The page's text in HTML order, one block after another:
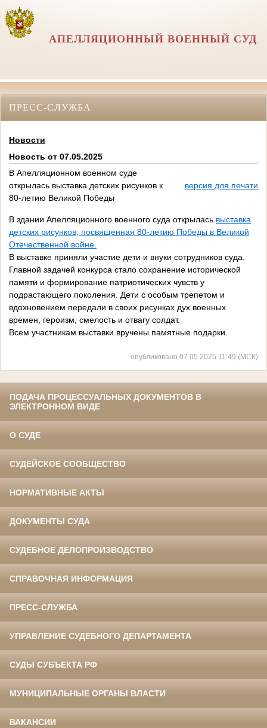
АПЕЛЛЯЦИОННЫЙ ВОЕННЫЙ СУД
ПРЕСС-СЛУЖБА
Новости
Новость от 07.05.2025
В Апелляционном военном суде
открылась выставка детских рисунков к
80-летию Великой Победы
версия для печати
В здании Апелляционного военного суда открылась выставка
детских рисунков, посвященная 80-летию Победы в Великой
Отечественной войне.
В выставке приняли участие дети и внуки сотрудников суда.
Главной задачей конкурса стало сохранение исторической
памяти и формирование патриотических чувств у
подрастающего поколения. Дети с особым трепетом и
вдохновением передали в своих рисунках дух военных
времен, героизм, смелость и отвагу солдат.
Всем участникам выставки вручены памятные подарки.
опубликовано 07.05.2025 11:49 (МСК)
ПОДАЧА ПРОЦЕССУАЛЬНЫХ ДОКУМЕНТОВ В
ЭЛЕКТРОННОМ ВИДЕ
О СУДЕ
СУДЕЙСКОЕ СООБЩЕСТВО
НОРМАТИВНЫЕ АКТЫ
ДОКУМЕНТЫ СУДА
СУДЕБНОЕ ДЕЛОПРОИЗВОДСТВО
СПРАВОЧНАЯ ИНФОРМАЦИЯ
ПРЕСС-СЛУЖБА
УПРАВЛЕНИЕ СУДЕБНОГО ДЕПАРТАМЕНТА
СУДЫ СУБЪЕКТА РФ
МУНИЦИПАЛЬНЫЕ ОРГАНЫ ВЛАСТИ
ВАКАНСИИ